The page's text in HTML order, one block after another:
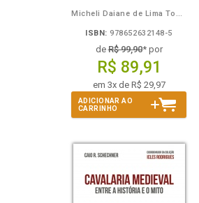
Micheli Daiane de Lima Toporowicz
ISBN: 978652632148-5
deR$ 99,90* por
R$ 89,91
em 3x de R$ 29,97
ADICIONAR AO
CARRINHO